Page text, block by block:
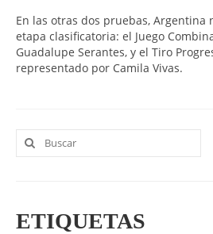
En las otras dos pruebas, Argentina
etapa clasificatoria: el Juego
Guadalupe Serantes, y el Tiro
representado por Camila Vivas.
Buscar
por:
ETIQUETAS